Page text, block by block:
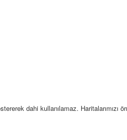
dahi kullanılamaz. Haritalarımızı